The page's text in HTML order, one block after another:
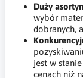
Duży
wybór
dobranych,
jest w
cenach niż